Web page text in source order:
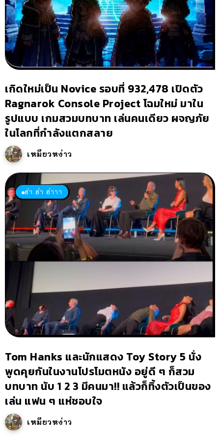
เกิดใหม่เป็น Novice รอบที่ 932,478 เปิดตัว
Ragnarok Console Project โฉมใหม่ มาใน
รูปแบบ เกมสวมบทบาท เล่นคนเดียว ผจญภัย
ในโลกที่กำลังแตกสลาย
เหมียวหง่าว
ฮ่า ฮ่า ฮ่าาา
Tom Hanks และนักแสดง Toy Story 5 นั่ง
พูดคุยกันในงานโปรโมตหนัง อยู่ดี ๆ ก็สวม
บทบาท นับ 1 2 3 มีคนมา!! แล้วก็ทิ้งตัวเป็นของ
เล่น แฟน ๆ แห่ชอบใจ
เหมียวหง่าว